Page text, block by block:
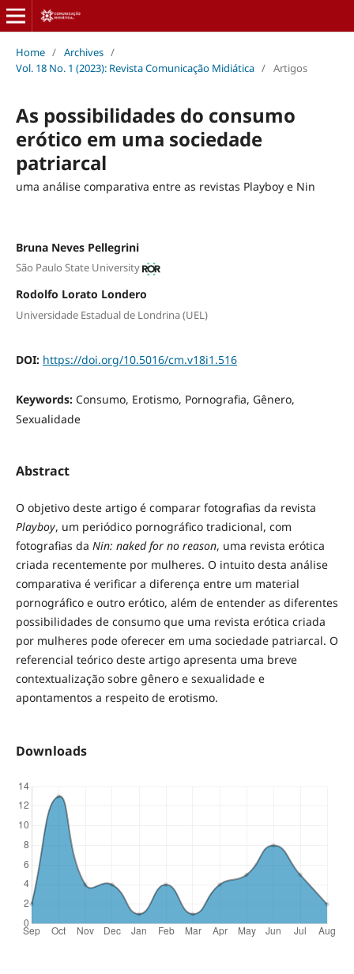
Home / Archives /
Vol. 18 No. 1 (2023): Revista Comunicação Midiática / Artigos
As possibilidades do consumo
erótico em uma sociedade
patriarcal
uma análise comparativa entre as revistas Playboy e Nin
Bruna Neves Pellegrini
São Paulo State University
Rodolfo Lorato Londero
Universidade Estadual de Londrina (UEL)
DOI: https://doi.org/10.5016/cm.v18i1.516
Keywords: Consumo, Erotismo, Pornografia, Gênero,
Sexualidade
Abstract
O objetivo deste artigo é comparar fotografias da revista
Playboy, um periódico pornográfico tradicional, com
fotografias da Nin: naked for no reason, uma revista erótica
criada recentemente por mulheres. O intuito desta análise
comparativa é verificar a diferença entre um material
pornográfico e outro erótico, além de entender as diferentes
possibilidades de consumo que uma revista erótica criada
por mulheres pode oferecer em uma sociedade patriarcal. O
referencial teórico deste artigo apresenta uma breve
contextualização sobre gênero e sexualidade e
apontamentos a respeito de erotismo.
Downloads